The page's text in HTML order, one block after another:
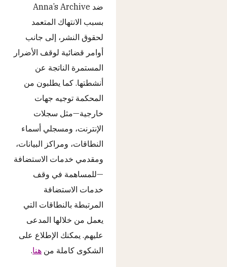
ضد Anna’s Archive
بسبب الانتهاك المتعمد
لحقوق النشر، إلى جانب
أوامر قضائية لوقف الأضرار
المستمرة الناتجة عن
أنشطتها. كما يطلبون من
المحكمة توجيه جهات
خارجية—مثل سجلات
الإنترنت، ومسجلي أسماء
النطاقات، ومراكز البيانات،
ومقدمي خدمات الاستضافة
—للمساهمة في وقف
خدمات الاستضافة
المرتبطة بالنطاقات التي
يعمل من خلالها المدعى
عليهم. يمكنك الإطلاع على
الشكوى كاملة من هنا.